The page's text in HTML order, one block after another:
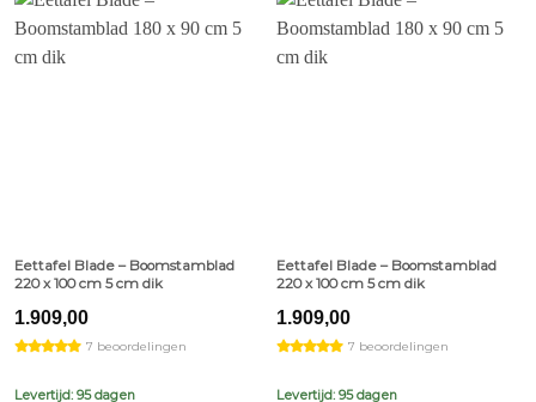
Eettafel Blade – Boomstamblad
220 x 100 cm 5 cm dik
1.909,00
7 beoordelingen
Levertijd: 95 dagen
Eettafel Blade – Boomstamblad
220 x 100 cm 5 cm dik
1.909,00
7 beoordelingen
Levertijd: 95 dagen